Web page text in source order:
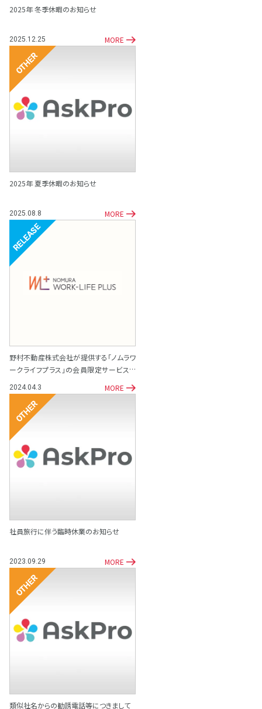
2025年 冬季休暇のお知らせ
2025.12.25 MORE
その他
2025年 夏季休暇のお知らせ
2025.08.8 MORE
リリース
野村不動産株式会社が提供する「ノムラワ
ークライフプラス」の会員限定サービスと
2024.04.3 MORE
その他
社員旅行に伴う臨時休業のお知らせ
2023.09.29 MORE
その他
類似社名からの勧誘電話等につきまして